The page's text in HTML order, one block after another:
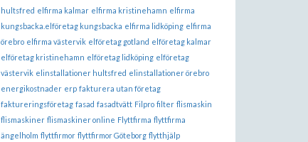
hultsfred elfirma kalmar elfirma kristinehamn elfirma
kungsbacka.elföretag kungsbacka elfirma lidköping elfirma
örebro elfirma västervik elföretag gotland elföretag kalmar
elföretag kristinehamn elföretag lidköping elföretag
västervik elinstallationer hultsfred elinstallationer örebro
energikostnader erp fakturera utan företag
faktureringsföretag fasad fasadtvätt Filpro filter flismaskin
flismaskiner flismaskiner online Flyttfirma flyttfirma
ängelholm flyttfirmor flyttfirmor Göteborg flytthjälp